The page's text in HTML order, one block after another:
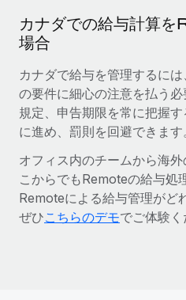
カナダでの給与計算
場合
カナダで給与を管理するに
の要件に細心の注意を払う
規定、申告期限を常に把握
に進め、罰則を回避できます
オフィス内のチームから海
こからでもRemoteの給与処
Remoteによる給与管理がど
ぜひこちらのデモでご体験く